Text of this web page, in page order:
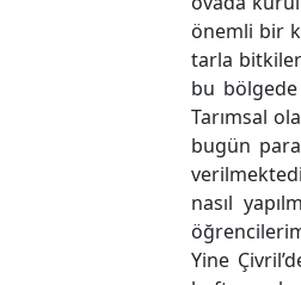
önemli bir
tarla
bu
Tarımsal
bugün
nasıl
Yine